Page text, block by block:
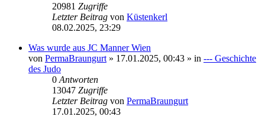
20981 Zugriffe
Letzter Beitrag von Küstenkerl
08.02.2025, 23:29
Was wurde aus JC Manner Wien
von PermaBraungurt » 17.01.2025, 00:43 » in --- Geschichte
des Judo
0 Antworten
13047 Zugriffe
Letzter Beitrag von PermaBraungurt
17.01.2025, 00:43